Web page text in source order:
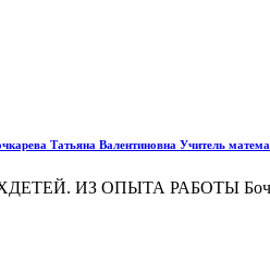
Валентиновна Учитель
ОПЫТА РАБОТЫ Бочкарева